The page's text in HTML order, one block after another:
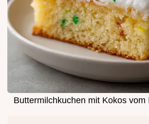
Buttermilchkuchen mit Kokos vom